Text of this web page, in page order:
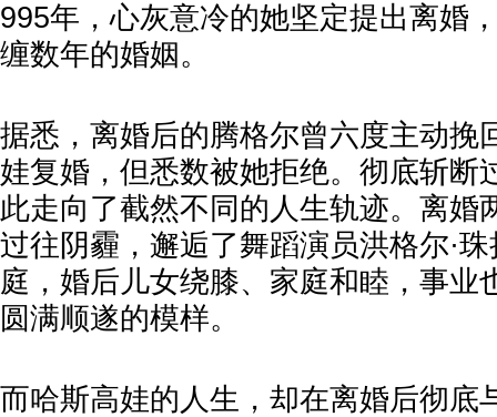
995年，心灰意冷的她坚定提出离婚
缠数年的婚姻。
据悉，离婚后的腾格尔曾六度主动挽
娃复婚，但悉数被她拒绝。彻底斩断
此走向了截然不同的人生轨迹。离婚
过往阴霾，邂逅了舞蹈演员洪格尔·
庭，婚后儿女绕膝、家庭和睦，事业
圆满顺遂的模样。
而哈斯高娃的人生，却在离婚后彻底